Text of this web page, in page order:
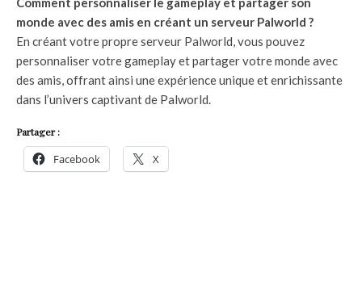
monde avec des amis en créant un serveur Palworld ?
En créant votre propre serveur Palworld, vous pouvez
personnaliser votre gameplay et partager votre monde avec
des amis, offrant ainsi une expérience unique et enrichissante
dans l’univers captivant de Palworld.
Partager :
Facebook X